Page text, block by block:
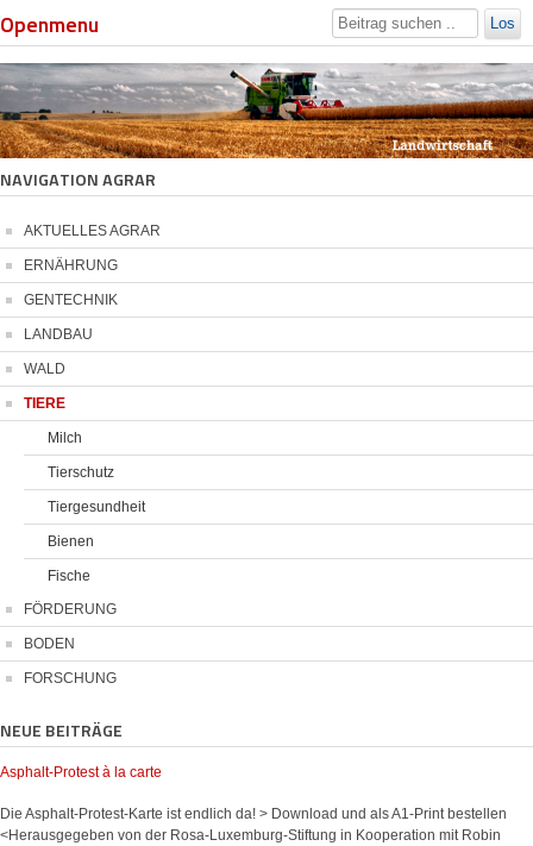
Openmenu Los
NAVIGATION AGRAR
AKTUELLES AGRAR
ERNÄHRUNG
GENTECHNIK
LANDBAU
WALD
TIERE
Milch
Tierschutz
Tiergesundheit
Bienen
Fische
FÖRDERUNG
BODEN
FORSCHUNG
NEUE BEITRÄGE
Asphalt-Protest à la carte
Die Asphalt-Protest-Karte ist endlich da! > Download und als A1-Print bestellen
<Herausgegeben von der Rosa-Luxemburg-Stiftung in Kooperation mit Robin